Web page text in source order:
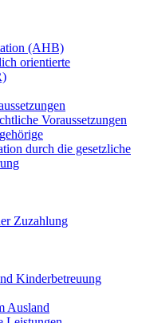
(AHB)
orientierte
Voraussetzungen
durch die gesetzliche
Zuzahlung
Kinderbetreuung
Ausland